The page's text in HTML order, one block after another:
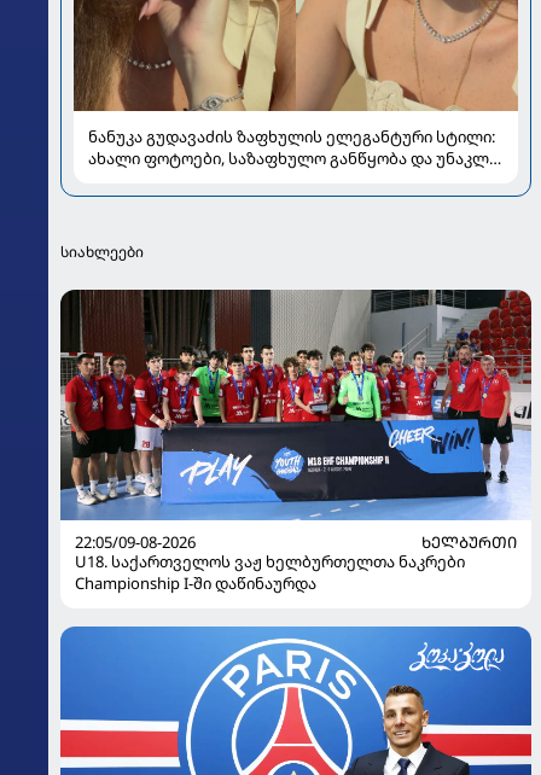
ნანუკა გუდავაძის ზაფხულის ელეგანტური სტილი:
ახალი ფოტოები, საზაფხულო განწყობა და უნაკლო
სიახლეები
22:05/09-08-2026
ᲮᲔᲚᲑᲣᲠᲗᲘ
U18. საქართველოს ვაჟ ხელბურთელთა ნაკრები
Championship I-ში დაწინაურდა